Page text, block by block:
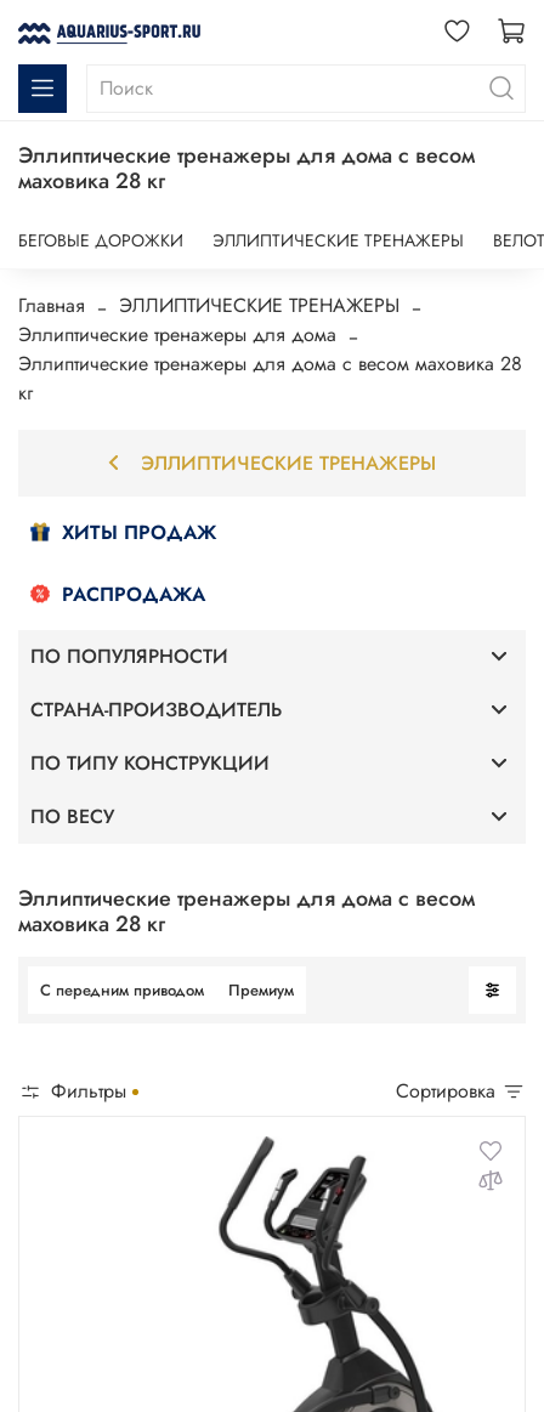
Эллиптические тренажеры для дома с весом
маховика 28 кг
БЕГОВЫЕ ДОРОЖКИ ЭЛЛИПТИЧЕСКИЕ ТРЕНАЖЕРЫ
Главная
ЭЛЛИПТИЧЕСКИЕ ТРЕНАЖЕРЫ
Эллиптические тренажеры для дома
Эллиптические тренажеры для дома с весом маховика 28
кг
Эллиптические тренажеры для дома с весом
маховика 28 кг
С передним приводом Премиум
Фильтры Сортировка
ЭЛЛИПТИЧЕСКИЕ ТРЕНАЖЕРЫ
ХИТЫ ПРОДАЖ
РАСПРОДАЖА
ПО ПОПУЛЯРНОСТИ
Премиум
С передним приводом
СТРАНА-ПРОИЗВОДИТЕЛЬ
Германия
ПО ТИПУ КОНСТРУКЦИИ
С передним приводом
ПО ВЕСУ
Для веса 130 кг
Для веса 140 кг